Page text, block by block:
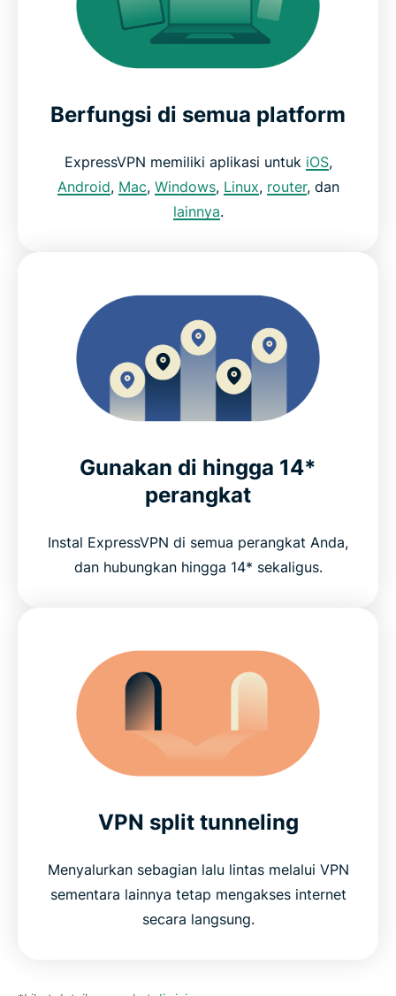
Berfungsi di semua platform
ExpressVPN memiliki aplikasi untuk iOS,
Android, Mac, Windows, Linux, router, dan
lainnya.
Gunakan di hingga 14*
perangkat
Instal ExpressVPN di semua perangkat Anda,
dan hubungkan hingga 14* sekaligus.
VPN split tunneling
Menyalurkan sebagian lalu lintas melalui VPN
sementara lainnya tetap mengakses internet
secara langsung.